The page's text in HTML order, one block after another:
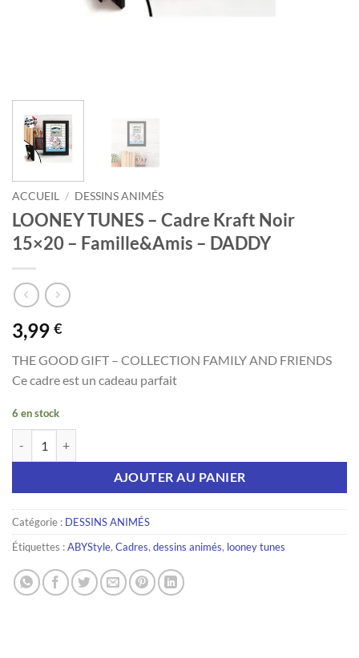
ACCUEIL / DESSINS ANIMÉS
LOONEY TUNES – Cadre Kraft Noir
15×20 – Famille&Amis – DADDY
3,99 €
THE GOOD GIFT – COLLECTION FAMILY AND FRIENDS
Ce cadre est un cadeau parfait
6 en stock
AJOUTER AU PANIER
Catégorie : DESSINS ANIMÉS
Étiquettes :ABYStyle, Cadres, dessins animés, looney tunes